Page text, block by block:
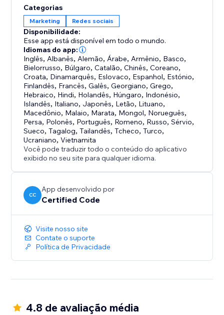
Categorias
Marketing Redes sociais
Disponibilidade:
Esse app está disponível em todo o mundo.
Idiomas do app:
Inglês, Albanês, Alemão, Árabe, Armênio, Basco,
Bielorrusso, Búlgaro,Catalão,Chinês,Coreano,
Croata, Dinamarquês, Eslovaco, Espanhol, Estónio,
Finlandês, Francês,Galês,Georgiano,Grego,
Hebraico, Hindi, Holandês, Húngaro, Indonésio,
Islandês, Italiano, Japonês, Letão, Lituano,
Macedônio, Malaio, Marata, Mongol, Norueguês,
Persa, Polonês, Português, Romeno, Russo,Sérvio,
Sueco,Tagalog,Tailandês,Tcheco,Turco,
Ucraniano,Vietnamita
Você pode traduzir todo o conteúdo do aplicativo
exibido no seu site para qualquer idioma.
CC
App desenvolvido por
Certified Code
Visite nosso site
Contate o suporte
Política de Privacidade
4.8 de avaliação média